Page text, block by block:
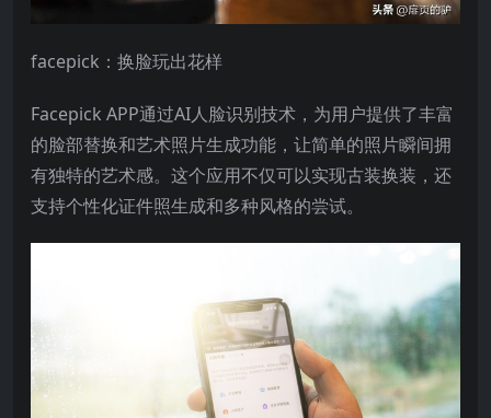
facepick：换脸玩出花样
Facepick APP通过AI人脸识别技术，为用户提供了丰富
的脸部替换和艺术照片生成功能，让简单的照片瞬间拥
有独特的艺术感。这个应用不仅可以实现古装换装，还
支持个性化证件照生成和多种风格的尝试。